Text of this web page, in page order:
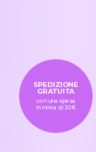
SPEDIZIONE
GRATUITA
con una spesa
minima di 30€